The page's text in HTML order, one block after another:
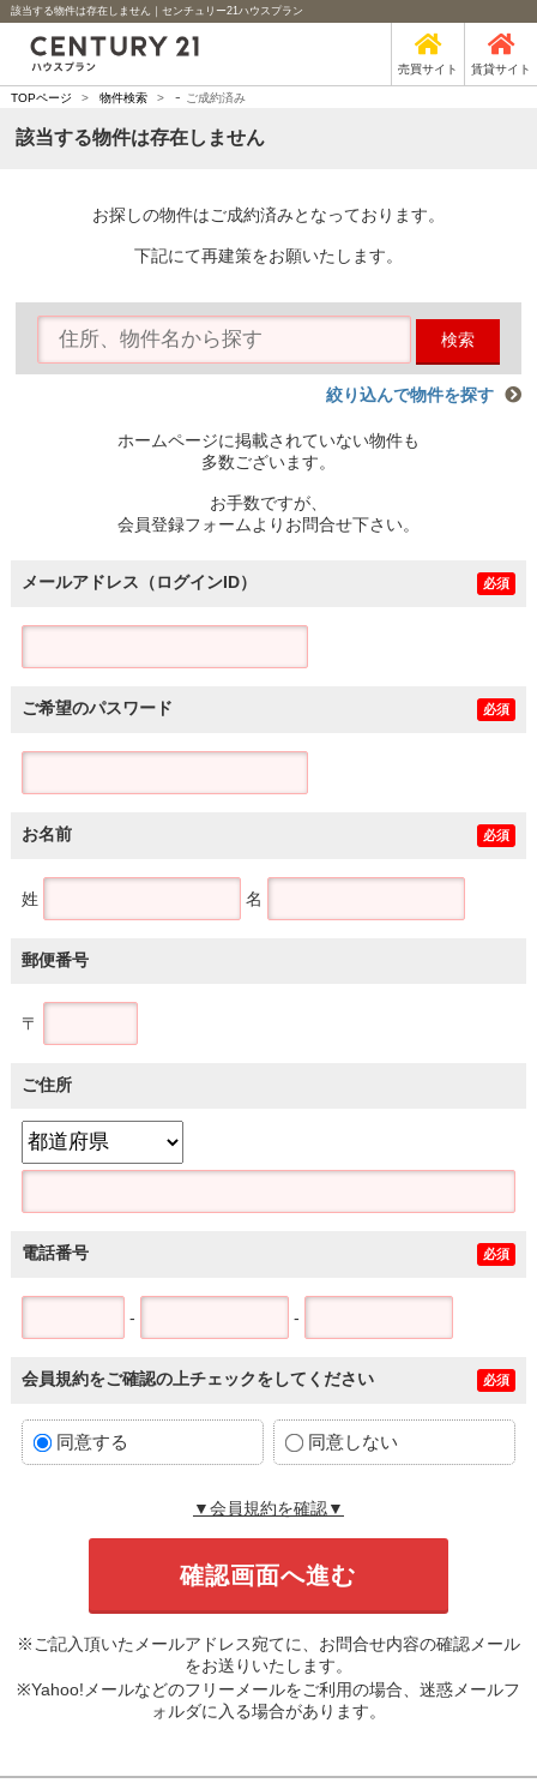
該当する物件は存在しません｜センチュリー21ハウスプラン
売買サイト 賃貸サイト
TOPページ > 物件検索 > - ご成約済み
該当する物件は存在しません
お探しの物件はご成約済みとなっております。
下記にて再建策をお願いたします。
検索
絞り込んで物件を探す
ホームページに掲載されていない物件も
多数ございます。
お手数ですが、
会員登録フォームよりお問合せ下さい。
メールアドレス（ログインID） 必須
ご希望のパスワード 必須
お名前 必須
姓 名
郵便番号
〒
ご住所
電話番号 必須
- -
会員規約をご確認の上チェックをしてください 必須
同意する 同意しない
▼会員規約を確認▼
※ご記入頂いたメールアドレス宛てに、お問合せ内容の確認メール
をお送りいたします。
※Yahoo!メールなどのフリーメールをご利用の場合、迷惑メールフ
ォルダに入る場合があります。